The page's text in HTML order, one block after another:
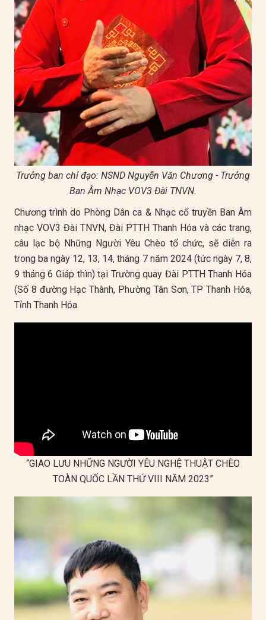
Trưởng ban chỉ đạo: NSND Nguyễn Văn Chương - Trưởng
Ban Âm Nhạc VOV3 Đài TNVN.
Chương trình do Phòng Dân ca & Nhạc cổ truyền Ban Âm
nhạc VOV3 Đài TNVN, Đài PTTH Thanh Hóa và các trang,
câu lạc bộ Những Người Yêu Chèo tổ chức, sẽ diễn ra
trong ba ngày 12, 13, 14, tháng 7 năm 2024 (tức ngày 7, 8,
9 tháng 6 Giáp thìn) tại Trường quay Đài PTTH Thanh Hóa
(Số 8 đường Hạc Thành, Phường Tân Sơn, TP Thanh Hóa,
Tỉnh Thanh Hóa.
“GIAO LƯU NHỮNG NGƯỜI YÊU NGHỆ THUẬT CHÈO
TOÀN QUỐC LẦN THỨ VIII NĂM 2023”